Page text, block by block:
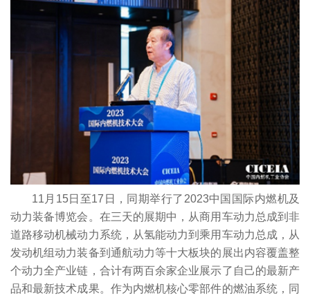
11 月15日至17日，同期举行了2023中国国际内燃机及
动力装备博览会。在三天的展期中，从商用车动力总成到非
道路移动机械动力系统，从氢能动力到乘用车动力总成，从
发动机组动力装备到通航动力等十大板块的展出内容覆盖整
个动力全产业链，合计有两百余家企业展示了自己的最新产
品和最新技术成果。作为内燃机核心零部件的燃油系统，同